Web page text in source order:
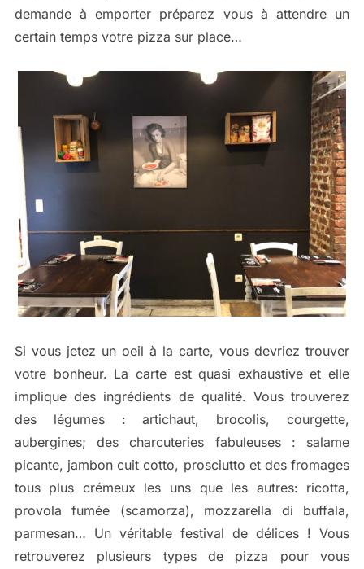
demande à emporter préparez vous à attendre un
certain temps votre pizza sur place…
Si vous jetez un oeil à la carte, vous devriez trouver
votre bonheur. La carte est quasi exhaustive et elle
implique des ingrédients de qualité. Vous trouverez
des légumes : artichaut, brocolis, courgette,
aubergines; des charcuteries fabuleuses : salame
picante, jambon cuit cotto, prosciutto et des fromages
tous plus crémeux les uns que les autres: ricotta,
provola fumée (scamorza), mozzarella di buffala,
parmesan… Un véritable festival de délices ! Vous
retrouverez plusieurs types de pizza pour vous